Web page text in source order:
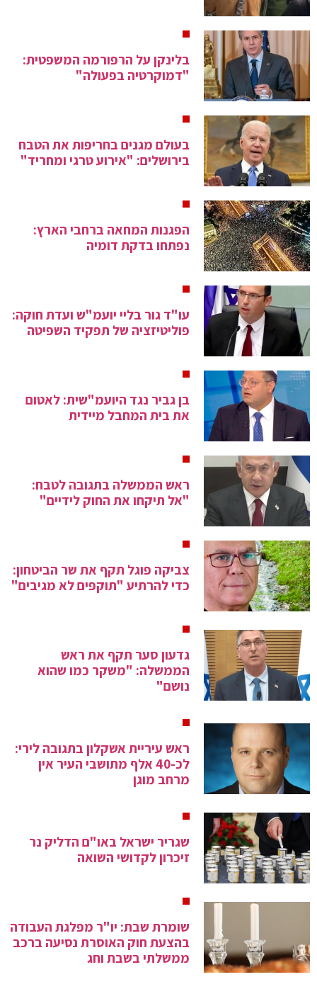
בלינקן על הרפורמה המשפטית:
"דמוקרטיה בפעולה"
בעולם מגנים בחריפות את הטבח
בירושלים: "אירוע טרגי ומחריד"
הפגנות המחאה ברחבי הארץ:
נפתחו בדקת דומיה
עו"ד גור בליי יועמ"ש ועדת חוקה:
פוליטיזציה של תפקיד השפיטה
בן גביר נגד היועמ"שית: לאטום
את בית המחבל מיידית
ראש הממשלה בתגובה לטבח:
"אל תיקחו את החוק לידיים"
צביקה פוגל תקף את שר הביטחון:
כדי להרתיע "תוקפים לא מגיבים"
גדעון סער תקף את ראש
הממשלה: "משקר כמו שהוא
נושם"
ראש עיריית אשקלון בתגובה לירי:
לכ-40 אלף מתושבי העיר אין
מרחב מוגן
שגריר ישראל באו"ם הדליק נר
זיכרון לקדושי השואה
שומרת שבת: יו"ר מפלגת העבודה
בהצעת חוק האוסרת נסיעה ברכב
ממשלתי בשבת וחג